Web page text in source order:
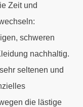
Zeit und
schweren
nachhaltig.
seltenen und
die lästige